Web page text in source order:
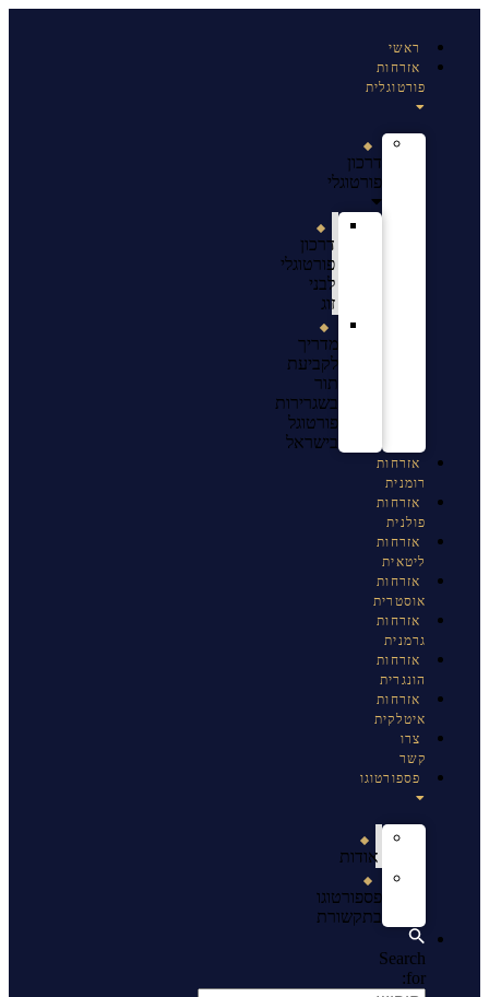
ראשי
אזרחות
פורטוגלית
דרכון
פורטוגלי
דרכון
פורטוגלי
לבני
זוג
מדריך
לקביעת
תור
בשגרירות
פורטוגל
בישראל
אזרחות
רומנית
אזרחות
פולנית
אזרחות
ליטאית
אזרחות
אוסטרית
אזרחות
גרמנית
אזרחות
הונגרית
אזרחות
איטלקית
צרו
קשר
פספורטוגו
אודות
פספורטוגו
בתקשורת
Search
for: